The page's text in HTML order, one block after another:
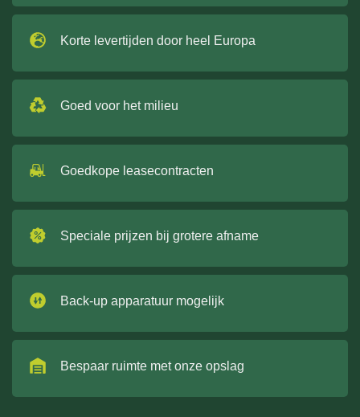
Korte levertijden door heel Europa
Goed voor het milieu
Goedkope leasecontracten
Speciale prijzen bij grotere afname
Back-up apparatuur mogelijk
Bespaar ruimte met onze opslag